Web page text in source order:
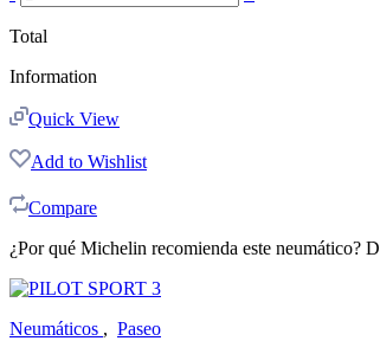
Total
Information
Quick View
Add to Wishlist
Compare
¿Por qué Michelin recomienda este
Neumáticos , Paseo